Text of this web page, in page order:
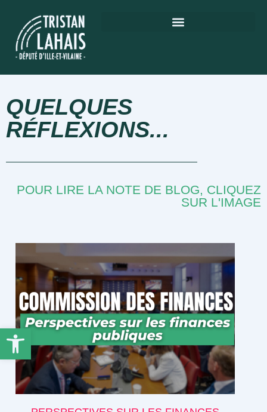
Ouvrir la barre d’outils
QUELQUES
RÉFLEXIONS...
POUR LIRE LA NOTE DE BLOG, CLIQUEZ
SUR L'IMAGE